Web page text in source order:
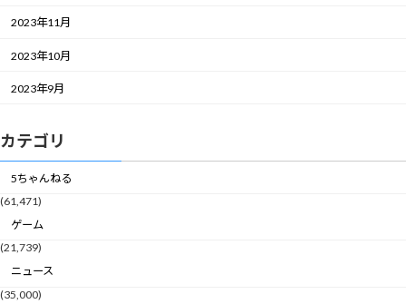
2023年11月
2023年10月
2023年9月
カテゴリ
5ちゃんねる
(61,471)
ゲーム
(21,739)
ニュース
(35,000)